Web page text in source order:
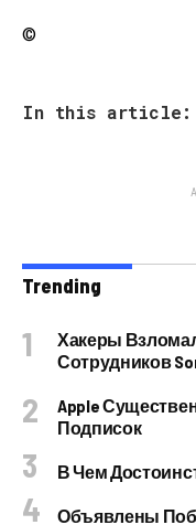
©
In this article:
Trending
Хакеры
Сотрудников
Apple
Подписок
В Чем
Объявлены